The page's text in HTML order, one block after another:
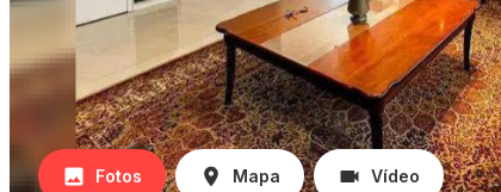
Fotos Mapa Vídeo